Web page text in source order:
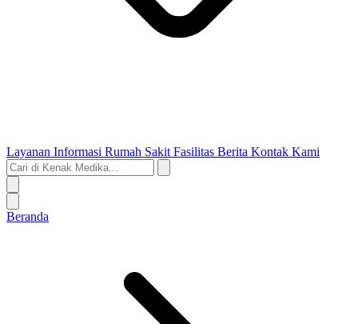
Layanan Informasi Rumah Sakit Fasilitas Berita Kontak Kami
Beranda